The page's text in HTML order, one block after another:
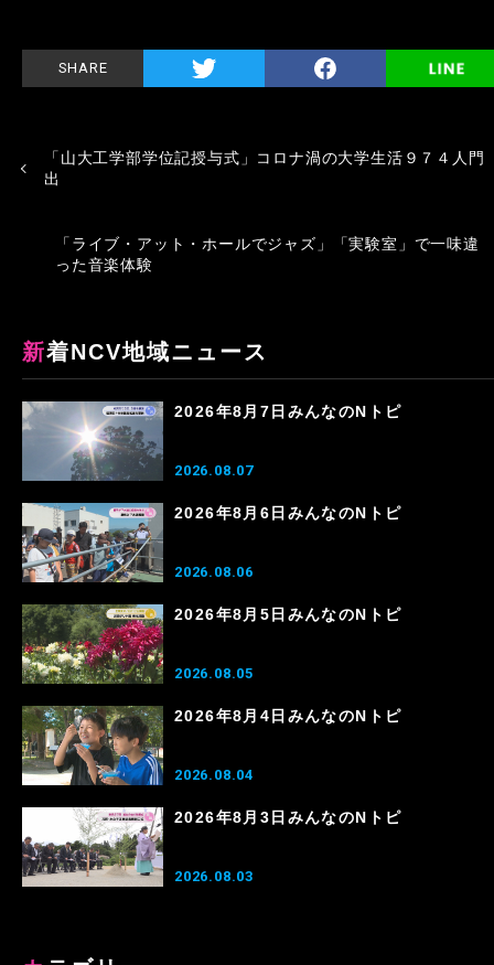
SHARE
「山大工学部学位記授与式」コロナ渦の大学生活９７４人門
出
「ライブ・アット・ホールでジャズ」「実験室」で一味違
った音楽体験
新着NCV地域ニュース
2026年8月7日みんなのNトピ
2026.08.07
2026年8月6日みんなのNトピ
2026.08.06
2026年8月5日みんなのNトピ
2026.08.05
2026年8月4日みんなのNトピ
2026.08.04
2026年8月3日みんなのNトピ
2026.08.03